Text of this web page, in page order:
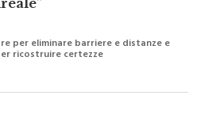
pensiamo al futuro